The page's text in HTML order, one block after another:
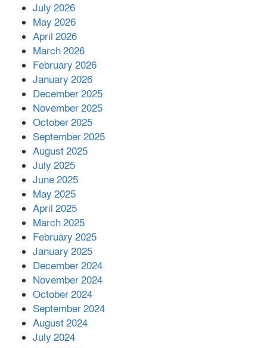
পর ফোন তারেক রহমানের,গ্যাস সঙ্কট
সহায়তা দিলেন সাচিং প্রু জেরী
July 2026
May 2026
April 2026
March 2026
February 2026
January 2026
December 2025
November 2025
October 2025
September 2025
August 2025
July 2025
June 2025
May 2025
April 2025
March 2025
February 2025
January 2025
December 2024
November 2024
October 2024
September 2024
August 2024
July 2024